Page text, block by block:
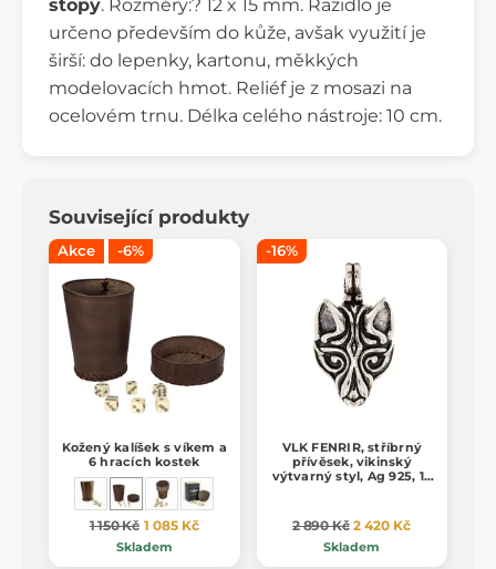
stopy. Rozměry:? 12 x 15 mm. Razidlo je
určeno především do kůže, avšak využití je
širší: do lepenky, kartonu, měkkých
modelovacích hmot. Reliéf je z mosazi na
ocelovém trnu. Délka celého nástroje: 10 cm.
Související produkty
Akce -6%
Kožený kalíšek s víkem a
6 hracích kostek
1 150 Kč 1 085 Kč
Skladem
-16%
VLK FENRIR, stříbrný
přívěsek, vikinský
výtvarný styl, Ag 925, 16
2 890 Kč 2 420 Kč
Skladem